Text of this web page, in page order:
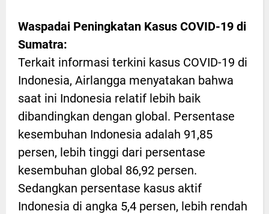
Waspadai Peningkatan Kasus COVID-19 di
Sumatra:
Terkait informasi terkini kasus COVID-19 di
Indonesia, Airlangga menyatakan bahwa
saat ini Indonesia relatif lebih baik
dibandingkan dengan global. Persentase
kesembuhan Indonesia adalah 91,85
persen, lebih tinggi dari persentase
kesembuhan global 86,92 persen.
Sedangkan persentase kasus aktif
Indonesia di angka 5,4 persen, lebih rendah